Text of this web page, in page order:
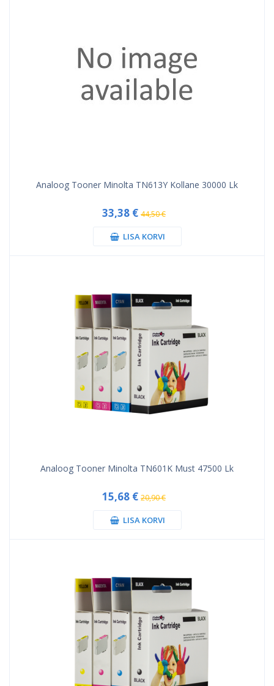
Analoog Tooner Minolta TN613Y Kollane 30000 Lk
33,38 € 44,50 €
LISA KORVI
Analoog Tooner Minolta TN601K Must 47500 Lk
15,68 € 20,90 €
LISA KORVI